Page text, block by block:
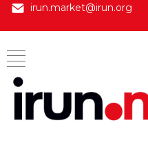
irun.market@irun.org